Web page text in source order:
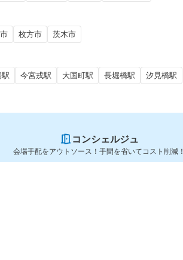
枚方市 茨木市
今宮戎駅 大国町駅 長堀橋駅 汐見橋駅
コンシェルジュ
会場手配をアウトソース！手間を省いてコスト削減！